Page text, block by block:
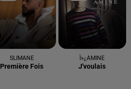
SLIMANE
Première Fois
Ï»¿AMINE
J'voulais